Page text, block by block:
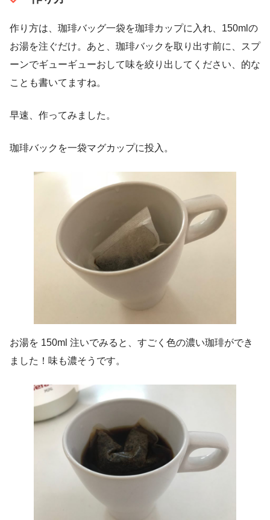
作り方は、珈琲バッグ一袋を珈琲カップに入れ、150mlの
お湯を注ぐだけ。あと、珈琲バックを取り出す前に、スプ
ーンでギューギューおして味を絞り出してください、的な
ことも書いてますね。
早速、作ってみました。
珈琲バックを一袋マグカップに投入。
お湯を 150ml 注いでみると、すごく色の濃い珈琲ができ
ました！味も濃そうです。